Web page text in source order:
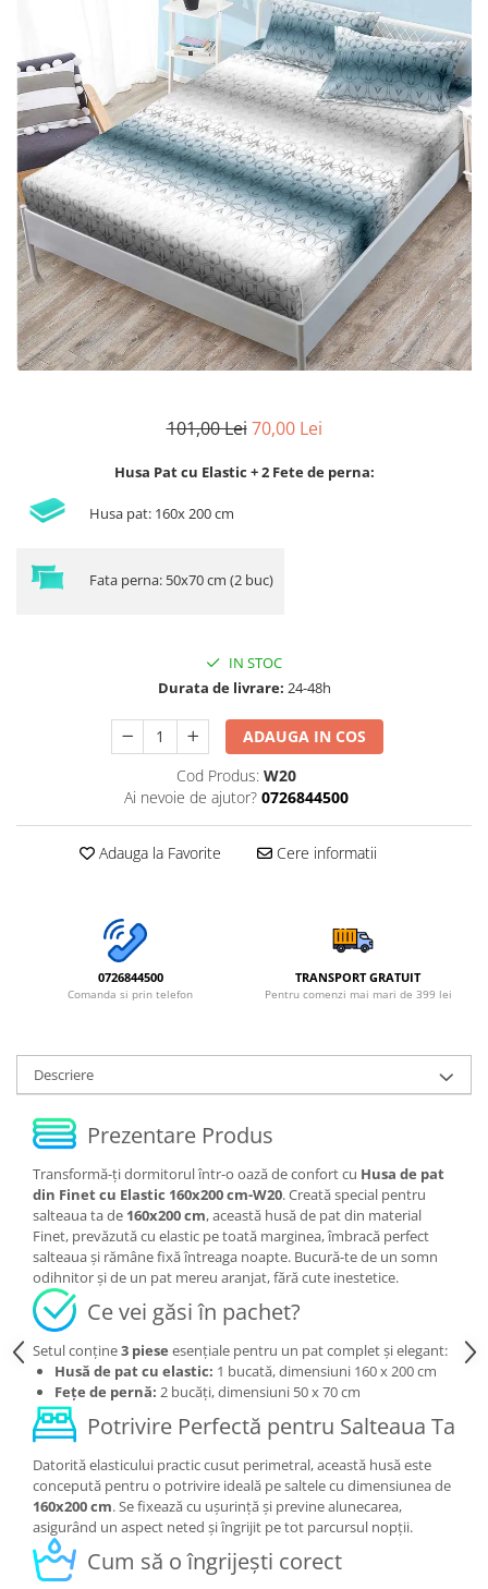
Lenjerii de finet Iprimate Digital
Lenjerii de pat Bumbac 100%
Lenjerii de pat Finet + 2 Draperii
Lenjerii de pat Saten 4 piese cu
elastic
101,00 Lei 70,00 Lei
Husa Pat cu Elastic + 2 Fete de perna:
Husa pat: 160x 200 cm
Fata perna: 50x70 cm (2 buc)
IN STOC
Durata de livrare: 24-48h
ADAUGA IN COS
Cod Produs: W20
Ai nevoie de ajutor? 0726844500
Adauga la Favorite Cere informatii
0726844500
Comanda si prin telefon
TRANSPORT GRATUIT
Pentru comenzi mai mari de 399 lei
Descriere
Prezentare Produs
Transformă-ți dormitorul într-o oază de confort cu Husa de pat
din Finet cu Elastic 160x200 cm-W20. Creată special pentru
salteaua ta de 160x200 cm, această husă de pat din material
Finet, prevăzută cu elastic pe toată marginea, îmbracă perfect
salteaua și rămâne fixă întreaga noapte. Bucură-te de un somn
odihnitor și de un pat mereu aranjat, fără cute inestetice.
Ce vei găsi în pachet?
Setul conține3 piese esențiale pentru un pat complet și elegant:
Husă de pat cu elastic: 1 bucată, dimensiuni 160 x 200 cm
Fețe de pernă: 2 bucăți, dimensiuni 50 x 70 cm
Potrivire Perfectă pentru Salteaua Ta
Datorită elasticului practic cusut perimetral, această husă este
concepută pentru o potrivire ideală pe saltele cu dimensiunea de
160x200 cm. Se fixează cu ușurință și previne alunecarea,
asigurând un aspect neted și îngrijit pe tot parcursul nopții.
Cum să o îngrijești corect